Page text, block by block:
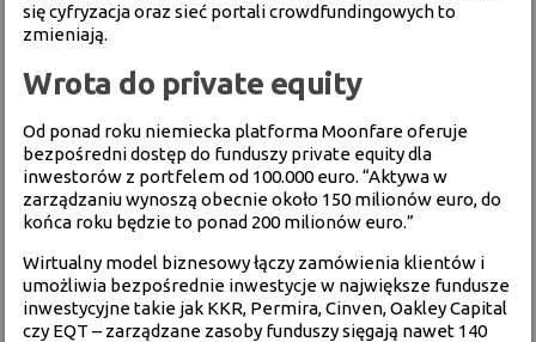
się cyfryzacja oraz sieć portali crowdfundingowych to
zmieniają.
Wrota do private equity
Od ponad roku niemiecka platforma Moonfare oferuje
bezpośredni dostęp do funduszy private equity dla
inwestorów z portfelem od 100.000 euro. “Aktywa w
zarządzaniu wynoszą obecnie około 150 milionów euro, do
końca roku będzie to ponad 200 milionów euro.”
Wirtualny model biznesowy łączy zamówienia klientów i
umożliwia bezpośrednie inwestycje w największe fundusze
inwestycyjne takie jak KKR, Permira, Cinven, Oakley Capital
czy EQT – zarządzane zasoby funduszy sięgają nawet 140